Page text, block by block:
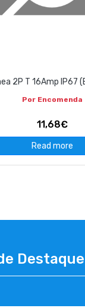
2P T 16Amp IP67
Por Encomenda
11,68€
Read more
Destaque